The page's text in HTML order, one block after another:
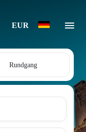
EUR
Rundgang